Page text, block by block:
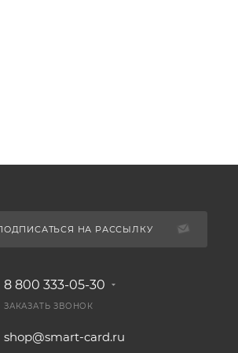
НА РАССЫЛКУ
8 800 333-05-30
ЗАКАЗАТЬ ЗВОНОК
shop@smart-card.ru